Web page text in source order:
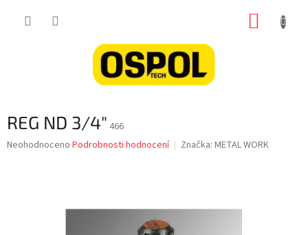
REG ND 3/4" 466
Průměrné
Neohodnoceno Podrobnosti hodnocení Značka: METAL WORK